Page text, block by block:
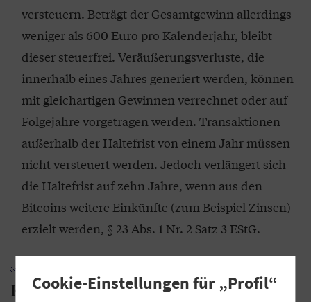
versteuern. Beträgt der Gesamtgewinn allerdings
weniger als 600 Euro pro Kalenderjahr, bleibt
dieser steuerfrei. Veräußerungsverluste, die
innerhalb eines Jahres generiert werden, können
mit gleichartigen Gewinnen verrechnet oder auf
Folgejahre vorgetragen werden. Transaktionen
außerhalb der Haltefrist von einem Jahr müssen
nicht versteuert werden. Jedoch verlängert sich
die Haltefrist auf zehn Jahre, wenn aus den
Bitcoins weitere Einkünfte (zum Beispiel Zinsen)
erzielt werden, § 23 Abs. 1 Nr. 2 Satz 3 EStG.
Kryptowährung im Betriebsvermögen
Cookie-Einstellungen für „Profil“